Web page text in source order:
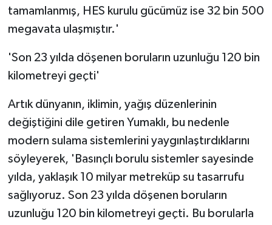
tamamlanmış, HES kurulu gücümüz ise 32 bin 500
megavata ulaşmıştır.'
'Son 23 yılda döşenen boruların uzunluğu 120 bin
kilometreyi geçti'
Artık dünyanın, iklimin, yağış düzenlerinin
değiştiğini dile getiren Yumaklı, bu nedenle
modern sulama sistemlerini yaygınlaştırdıklarını
söyleyerek, 'Basınçlı borulu sistemler sayesinde
yılda, yaklaşık 10 milyar metreküp su tasarrufu
sağlıyoruz. Son 23 yılda döşenen boruların
uzunluğu 120 bin kilometreyi geçti. Bu borularla